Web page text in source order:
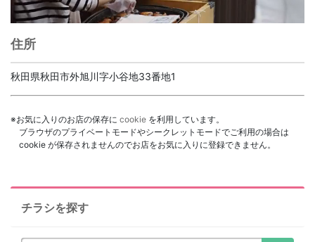
住所
秋田県秋田市外旭川字小谷地33番地1
※お気に入りのお店の保存に cookie を利用しています。
ブラウザのプライベートモードやシークレットモードでご利用の場合は
cookie が保存されませんのでお店をお気に入りに登録できません。
チラシを探す